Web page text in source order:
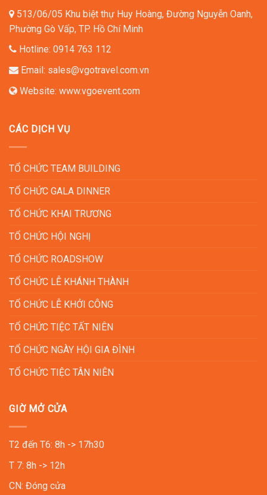
513/06/05 Khu biệt thự Huy Hoàng, Đường Nguyễn Oanh,
Phường Gò Vấp, TP. Hồ Chí Minh
Hotline: 0914 763 112
Email: sales@vgotravel.com.vn
Website: www.vgoevent.com
CÁC DỊCH VỤ
TỔ CHỨC TEAM BUILDING
TỔ CHỨC GALA DINNER
TỔ CHỨC KHAI TRƯƠNG
TỔ CHỨC HỘI NGHỊ
TỔ CHỨC ROADSHOW
TỔ CHỨC LỄ KHÁNH THÀNH
TỔ CHỨC LỄ KHỞI CÔNG
TỔ CHỨC TIỆC TẤT NIÊN
TỔ CHỨC NGÀY HỘI GIA ĐÌNH
TỔ CHỨC TIỆC TÂN NIÊN
GIỜ MỞ CỬA
T2 đến T6: 8h -> 17h30
T 7: 8h -> 12h
CN: Đóng cửa